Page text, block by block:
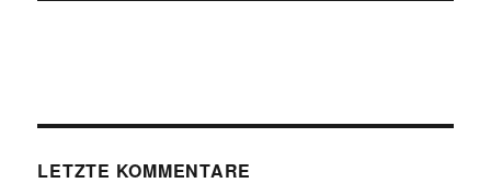
LETZTE KOMMENTARE